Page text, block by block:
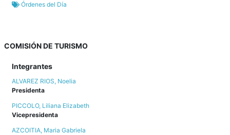
Órdenes del Día
COMISIÓN DE TURISMO
Integrantes
ALVAREZ RIOS, Noelia
Presidenta
PICCOLO, Liliana Elizabeth
Vicepresidenta
AZCOITIA, Maria Gabriela